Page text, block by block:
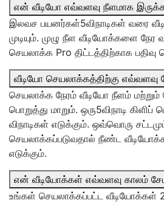
என் வீடியோ எவ்வளவு நீளமாக இருக்க
இலவச பயனர்கள்5விநாடிகள் வரை
முடியும். முழு நீள வீடியோக்களை நேர
செயலாக்க Pro திட்டத்திற்காக பதிவு
வீடியோ செயலாக்கத்திற்கு எவ்வளவு
செயலாக்க நேரம் வீடியோ நீளம் மற்றும்
பொறுத்து மாறும். ஒரு5விநாடி
விநாடிகள் எடுக்கும். ஒவ்வொரு
செயலாக்கப்படுவதால் நீண்ட
எடுக்கும்.
என் வீடியோக்கள் எவ்வளவு காலம்
உங்கள் செயலாக்கப்பட்ட வீடியோக்கள்